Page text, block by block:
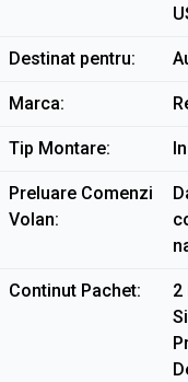
Destinat pentru
Marca
Tip Montare
Preluare Comenzi
Volan
Continut Pachet
2